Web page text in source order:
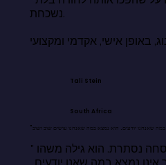
נשכחת.
Tali Stein
South Africa
"חקר האושר לא גילה נוסחה נסתרת. הוא גילה משהו